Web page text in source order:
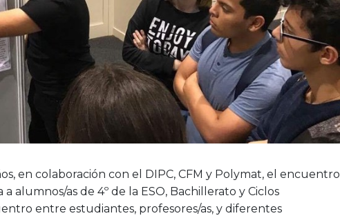
en colaboración con el DIPC, CFM y Polymat, el encuentro
a alumnos/as de 4º de la ESO, Bachillerato y Ciclos
entre estudiantes, profesores/as, y diferentes